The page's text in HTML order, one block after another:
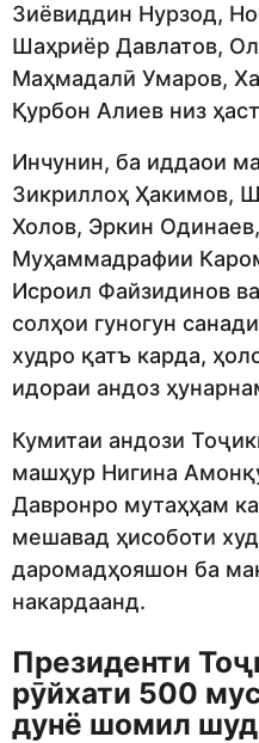
Зиёвиддин Нурзод,
Шаҳриёр Давлатов,
Маҳмадалӣ Умаров,
Қурбон Алиев низ
Инчунин, ба иддаои
Зикриллоҳ Ҳакимов,
Холов, Эркин
Муҳаммадрафии
Исроил Файзидинов
солҳои гуногун
худро қатъ карда,
идораи андоз
Кумитаи андози
машҳур Нигина
Давронро мутаҳҳам
мешавад ҳисоботи
даромадҳояшон ба
накардаанд.
Президенти
рӯйхати 500
дунё шомил шуд